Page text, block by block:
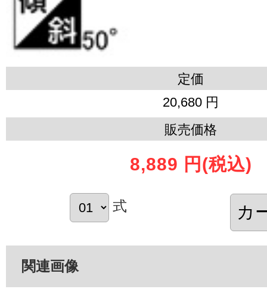
定価
20,680 円
販売価格
8,889 円 (税込)
式
関連画像